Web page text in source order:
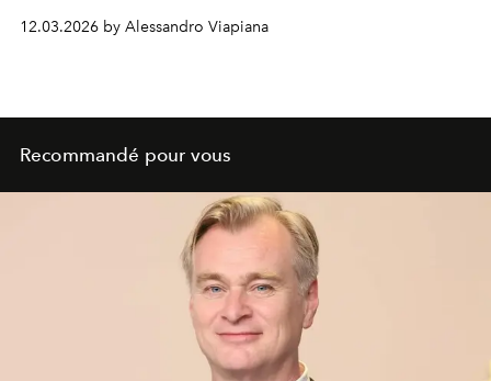
éponyme. L’annonce a été faite sur les réseaux sociaux,
quelques jours seulement après son dernier défilé
12.03.2026 by Alessandro Viapiana
Recommandé pour vous